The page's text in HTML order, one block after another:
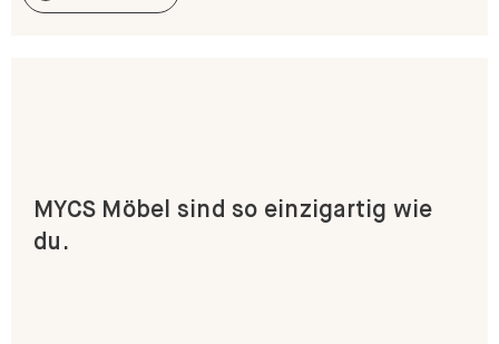
MYCS Möbel sind so einzigartig wie
du.